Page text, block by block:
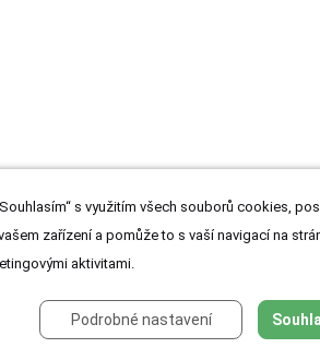
s využitím všech souborů cookies,
zařízení a pomůže to s vaší navigací na
aktivitami.
Podrobné nastavení